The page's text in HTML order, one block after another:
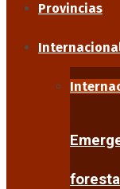
Provincias